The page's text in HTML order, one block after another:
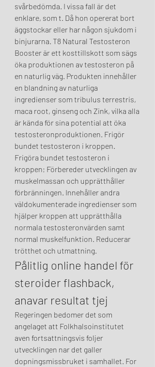
svårbedömda. I vissa fall är det
enklare, som t. Då hon opererat bort
äggstockar eller har någon sjukdom i
binjurarna. T8 Natural Testosteron
Booster är ett kosttillskott som sägs
öka produktionen av testosteron på
en naturlig väg. Produkten innehåller
en blandning av naturliga
ingredienser som tribulus terrestris,
maca root, ginseng och Zink, vilka alla
är kända för sina potential att öka
testosteronproduktionen. Frigör
bundet testosteron i kroppen.
Frigöra bundet testosteron i
kroppen; Förbereder utvecklingen av
muskelmassan och upprätthåller
förbränningen. Innehåller andra
väldokumenterade ingredienser som
hjälper kroppen att upprätthålla
normala testosteronvärden samt
normal muskelfunktion. Reducerar
trötthet och utmattning.
Pålitlig online handel för
steroider flashback,
anavar resultat tjej
Regeringen bedomer det som
angelaget att Folkhalsoinstitutet
aven fortsattningsvis foljer
utvecklingen nar det galler
dopningsmissbruket i samhallet. For